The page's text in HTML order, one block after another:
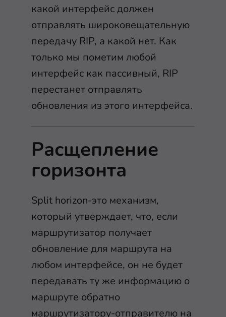
какой интерфейс должен
отправлять широковещательную
передачу RIP, а какой нет. Как
только мы пометим любой
интерфейс как пассивный, RIP
перестанет отправлять
обновления из этого интерфейса.
Расщепление
горизонта
Split horizon-это механизм,
который утверждает, что, если
маршрутизатор получает
обновление для маршрута на
любом интерфейсе, он не будет
передавать ту же информацию о
маршруте обратно
маршрутизатору-отправителю на